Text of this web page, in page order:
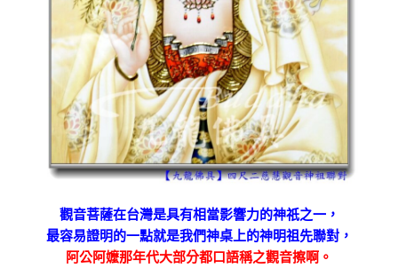
觀音菩薩在台灣是具有相當影響力的神祇之一，
最容易證明的一點就是我們神桌上的神明祖先聯對，
阿公阿嬤那年代大部分都口語稱之觀音擦啊。